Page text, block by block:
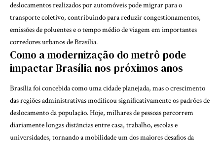
deslocamentos realizados por automóveis pode migrar para o
transporte coletivo, contribuindo para reduzir congestionamentos,
emissões de poluentes e o tempo médio de viagem em importantes
corredores urbanos de Brasília.
Como a modernização do metrô pode
impactar Brasília nos próximos anos
Brasília foi concebida como uma cidade planejada, mas o crescimento
das regiões administrativas modificou significativamente os padrões de
deslocamento da população. Hoje, milhares de pessoas percorrem
diariamente longas distâncias entre casa, trabalho, escolas e
universidades, tornando a mobilidade um dos maiores desafios da